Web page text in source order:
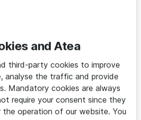
and Atea
third-party cookies to improve
analyse the traffic and provide
Mandatory cookies are always
require your consent since they
the operation of our website. You